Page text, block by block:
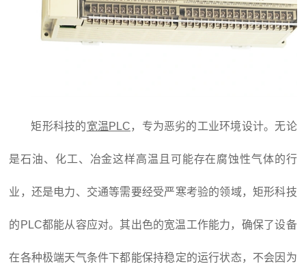
矩形科技的宽温PLC ，专为恶劣的工业环境设计。无论
是石油、化工、冶金这样高温且可能存在腐蚀性气体的行
业，还是电力、交通等需要经受严寒考验的领域，矩形科技
的PLC都能从容应对。其出色的宽温工作能力，确保了设备
在各种极端天气条件下都能保持稳定的运行状态，不会因为